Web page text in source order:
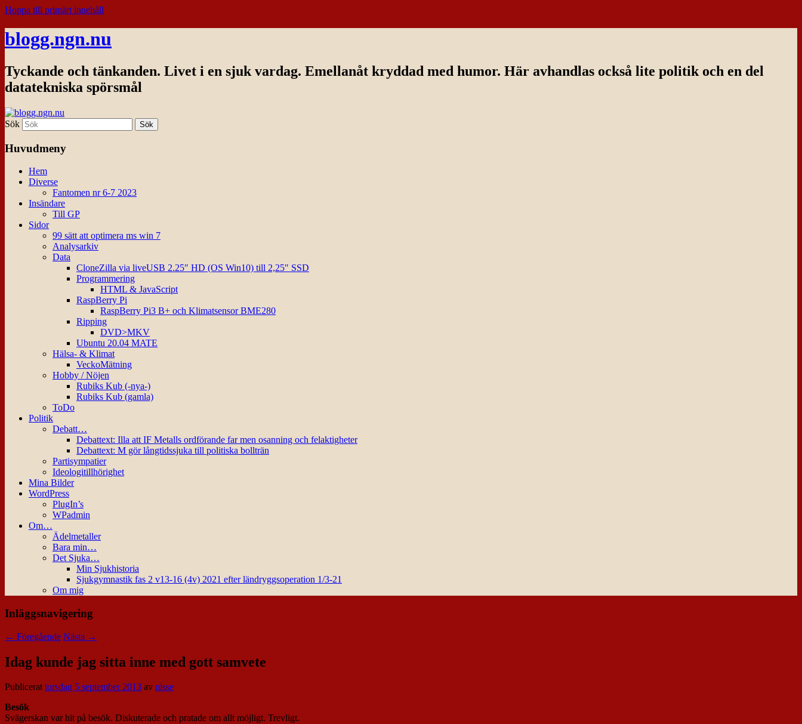
Hoppa till primärt innehåll
blogg.ngn.nu
Tyckande och tänkanden. Livet i en sjuk vardag. Emellanåt kryddad med humor. Här avhandlas också lite politik och en del
datatekniska spörsmål
Sök
Huvudmeny
Hem
Diverse
Fantomen nr 6-7 2023
Insändare
Till GP
Sidor
99 sätt att optimera ms win 7
Analysarkiv
Data
CloneZilla via liveUSB 2.25″ HD (OS Win10) till 2,25″ SSD
Programmering
HTML & JavaScript
RaspBerry Pi
RaspBerry Pi3 B+ och Klimatsensor BME280
Ripping
DVD>MKV
Ubuntu 20.04 MATE
Hälsa- & Klimat
VeckoMätning
Hobby / Nöjen
Rubiks Kub (-nya-)
Rubiks Kub (gamla)
ToDo
Politik
Debatt…
Debattext: Illa att IF Metalls ordförande far men osanning och felaktigheter
Debattext: M gör långtidssjuka till politiska bollträn
Partisympatier
Ideologitillhörighet
Mina Bilder
WordPress
PlugIn’s
WPadmin
Om…
Ädelmetaller
Bara min…
Det Sjuka…
Min Sjukhistoria
Sjukgymnastik fas 2 v13-16 (4v) 2021 efter ländryggsoperation 1/3-21
Om mig
Inläggsnavigering
← Föregående Nästa →
Idag kunde jag sitta inne med gott samvete
Publicerattorsdag 5 september 2013 av nisse
Besök
Svägerskan var hit på besök. Diskuterade och pratade om allt möjligt. Trevligt.